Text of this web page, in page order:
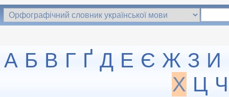
А Б В Г Ґ Д Е Є Ж З И
Х Ц Ч